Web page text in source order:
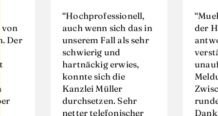
von
Der
Hochprofessionell,
auch wenn sich das in
unserem Fall als sehr
schwierig und
hartnäckig erwies,
konnte sich die
Kanzlei Müller
durchsetzen. Sehr
netter telefonischer
der